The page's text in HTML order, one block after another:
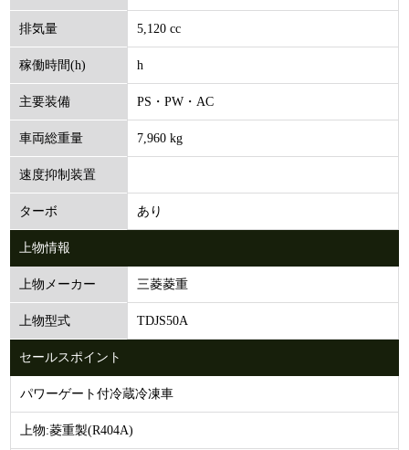
排気量 5,120 cc
稼働時間(h) h
主要装備 PS・PW・AC
車両総重量 7,960 kg
速度抑制装置
ターボ あり
上物情報
上物メーカー 三菱菱重
上物型式 TDJS50A
セールスポイント
パワーゲート付冷蔵冷凍車
上物:菱重製(R404A)